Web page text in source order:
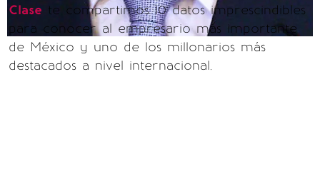
Clase te compartimos 10 datos imprescindibles
para conocer al empresario más importante
de México y uno de los millonarios más
destacados a nivel internacional.